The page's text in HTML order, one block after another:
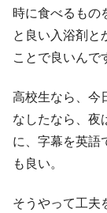
時に食べるもの
と良い入浴剤と
ことで良いんで
高校生なら、今
なしたなら、夜
に、字幕を英語
も良い。
そうやって工夫